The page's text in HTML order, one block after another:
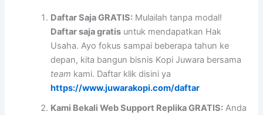
Daftar Saja GRATIS: Mulailah tanpa modal!
Daftar saja gratis untuk mendapatkan Hak
Usaha. Ayo fokus sampai beberapa tahun ke
depan, kita bangun bisnis Kopi Juwara bersama
team kami. Daftar klik disini ya
https://www.juwarakopi.com/daftar
Kami Bekali Web Support Replika GRATIS: Anda